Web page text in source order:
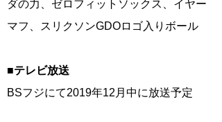
ダの力、ゼロフィットソックス、イヤー
マフ、スリクソンGDOロゴ入りボール
​■テレビ放送
BSフジにて2019年12月中に放送予定